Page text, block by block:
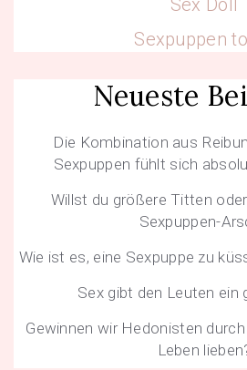
Sexpuppen
Neueste
Die Kombination aus
Sexpuppen fühlt sich
Willst du größere Titten
Sexpuppen-
Wie ist es, eine Sexpuppe zu
Sex gibt den Leuten ein
Gewinnen wir Hedonisten
Leben